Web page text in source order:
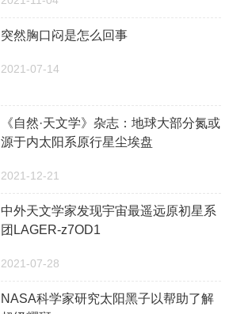
突然胸口闷是怎么回事
2021-07-14
《自然·天文学》杂志：地球大部分氮或
源于内太阳系原行星尘埃盘
2021-12-21
中外天文学家发现宇宙最遥远原初星系
团LAGER-z7OD1
2021-07-28
NASA科学家研究太阳黑子以帮助了解